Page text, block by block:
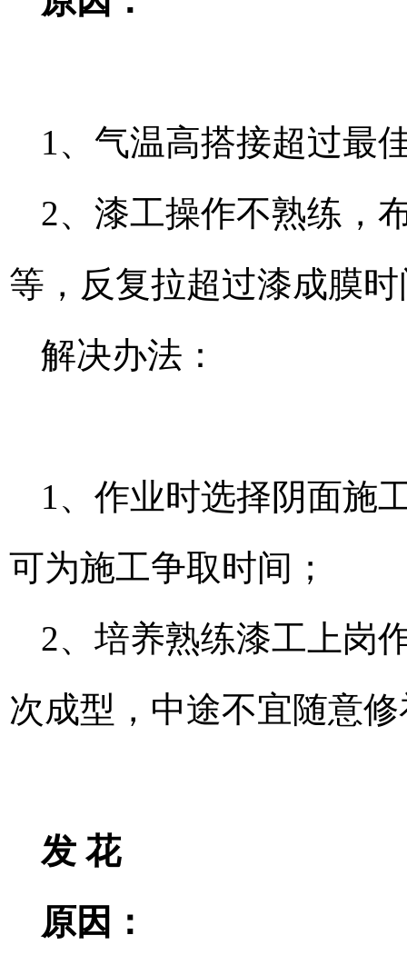
1、气温高搭接超过最
2、漆工操作不熟练，
等，反复拉超过漆成膜
解决办法：
1、作业时选择阴面施
可为施工争取时间；
2、培养熟练漆工上岗
次成型，中途不宜随意
发 花
原因：